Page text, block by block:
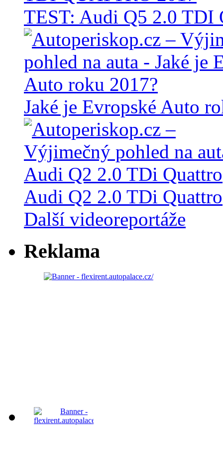
TEST: Audi Q5 2.0 TDI
Jaké je Evropské Auto
Audi Q2 2.0 TDi Quattro
Další videoreportáže
Reklama